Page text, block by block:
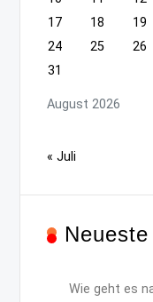
August 2026
17
18 19
24
25 26
31
« Juli
Wie geht es